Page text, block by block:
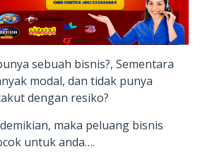
sebuah bisnis?, Sementara
modal, dan tidak punya
dengan resiko?
maka peluang bisnis
untuk anda….